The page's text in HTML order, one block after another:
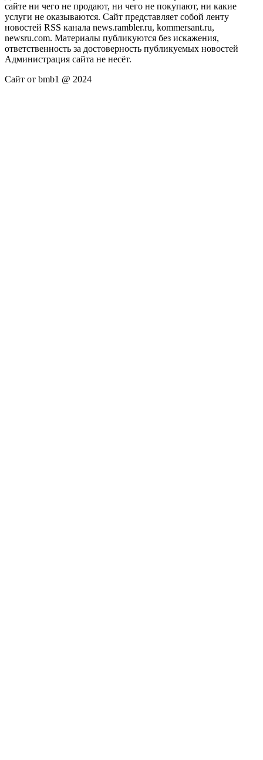
сайте ни чего не продают, ни чего не покупают, ни какие
услуги не оказываются. Сайт представляет собой ленту
новостей RSS канала news.rambler.ru, kommersant.ru,
newsru.com. Материалы публикуются без искажения,
ответственность за достоверность публикуемых новостей
Администрация сайта не несёт.
Сайт от bmb1 @ 2024